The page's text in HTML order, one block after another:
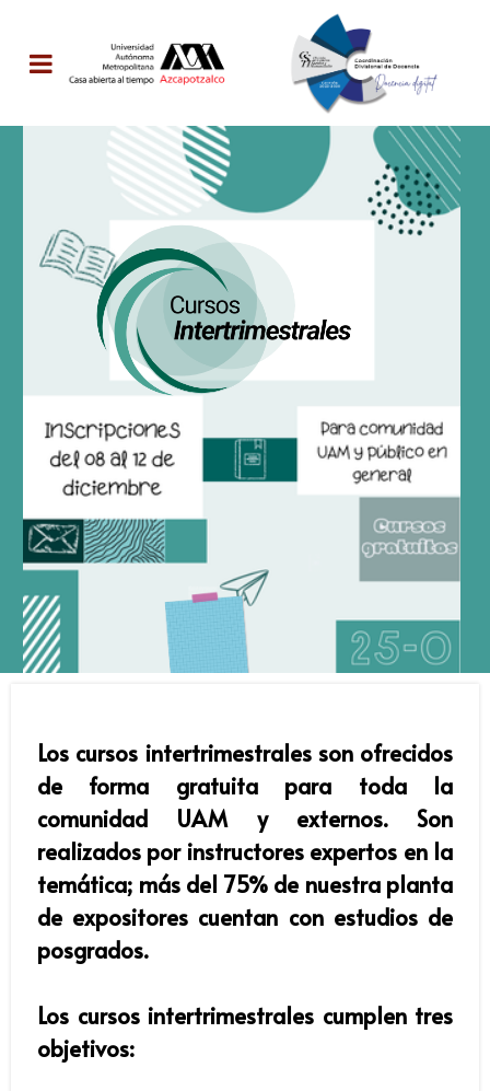
Los cursos intertrimestrales son ofrecidos
de forma gratuita para toda la
comunidad UAM y externos. Son
realizados por instructores expertos en la
temática; más del 75% de nuestra planta
de expositores cuentan con estudios de
posgrados.
Los cursos intertrimestrales cumplen tres
objetivos: